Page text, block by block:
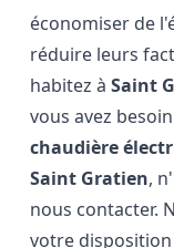
économiser de
réduire leurs
habitez àSaint
vous avez
chaudière
Saint Gratien,
nous contacter.
votre